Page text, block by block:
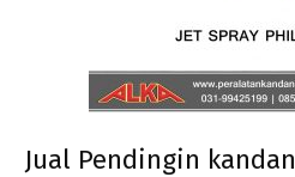
Jual Pendingin